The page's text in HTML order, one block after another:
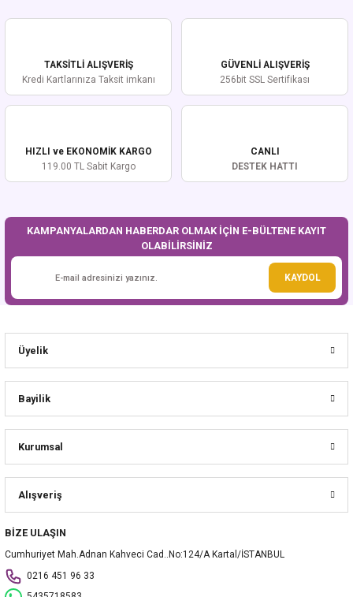
Ürün resmi kalitesiz, bozuk veya görüntülenemiyor.
Ürün fiyatı diğer sitelerden daha pahalı.
Bu ürüne benzer farklı alternatifler olmalı.
TAKSİTLİ ALIŞVERİŞ
Kredi Kartlarınıza Taksit imkanı
GÜVENLİ ALIŞVERİŞ
256bit SSL Sertifikası
HIZLI ve EKONOMİK KARGO
119.00 TL Sabit Kargo
CANLI
DESTEK HATTI
KAMPANYALARDAN HABERDAR OLMAK İÇİN E-BÜLTENE KAYIT
OLABİLİRSİNİZ
KAYDOL
Üyelik
Bayilik
Kurumsal
Alışveriş
BİZE ULAŞIN
Cumhuriyet Mah.Adnan Kahveci Cad..No:124/A Kartal/İSTANBUL
0216 451 96 33